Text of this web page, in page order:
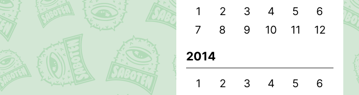
1 2 3 4 5
6
7
8 9 10 11 12
2014
1 2 3 4 5
6